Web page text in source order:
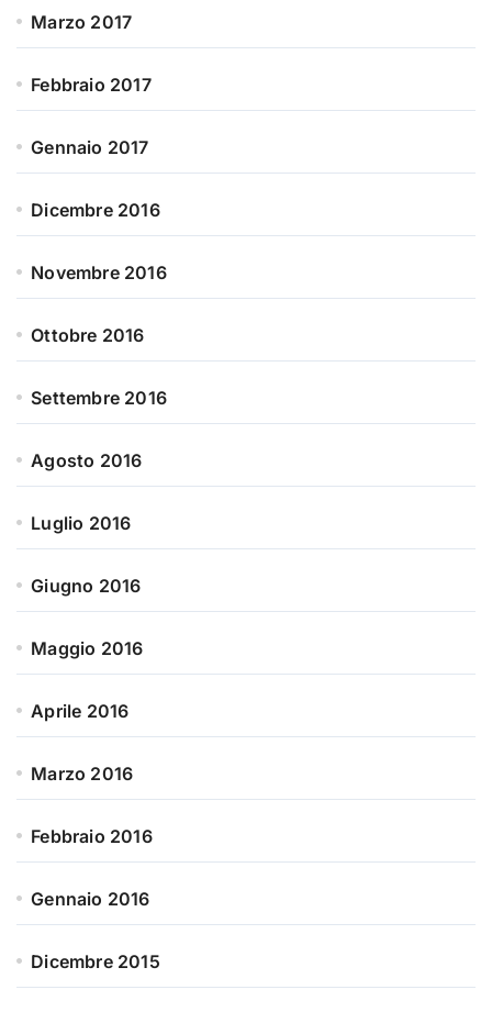
Marzo 2017
Febbraio 2017
Gennaio 2017
Dicembre 2016
Novembre 2016
Ottobre 2016
Settembre 2016
Agosto 2016
Luglio 2016
Giugno 2016
Maggio 2016
Aprile 2016
Marzo 2016
Febbraio 2016
Gennaio 2016
Dicembre 2015